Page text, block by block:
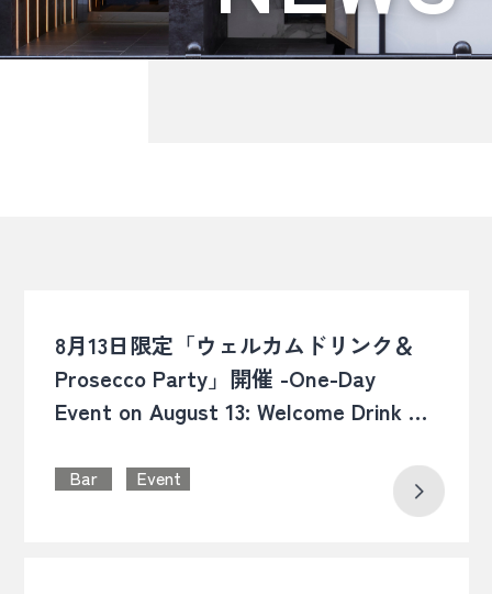
8月13日限定「ウェルカムドリンク＆
Prosecco Party」開催 -One-Day
Event on August 13: Welcome Drink &
Bar Event